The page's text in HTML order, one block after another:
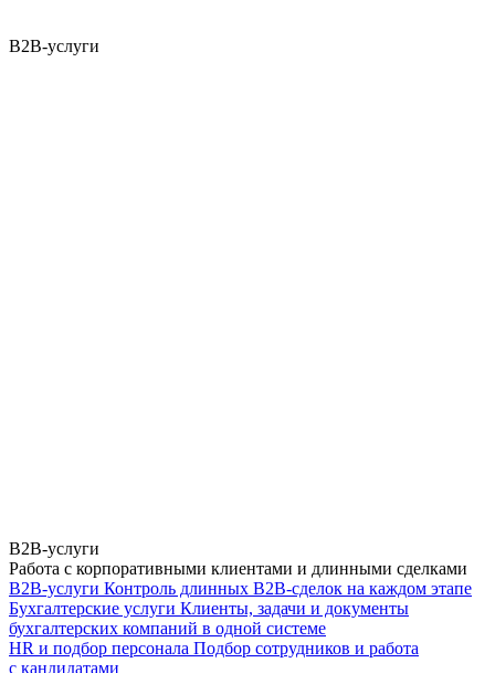
B2B-услуги
B2B-услуги
Работа с корпоративными клиентами и длинными сделками
B2B-услуги Контроль длинных B2B-сделок на каждом этапе
Бухгалтерские услуги Клиенты, задачи и документы
бухгалтерских компаний в одной системе
HR и подбор персонала Подбор сотрудников и работа
с кандидатами